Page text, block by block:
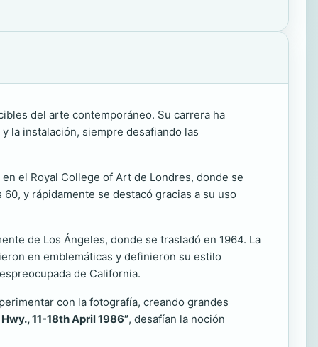
del arte contemporáneo. Su carrera ha
la instalación, siempre desafiando las
el Royal College of Art de Londres, donde se
y rápidamente se destacó gracias a su uso
de Los Ángeles, donde se trasladó en 1964. La
en emblemáticas y definieron su estilo
de California.
con la fotografía, creando grandes
11-18th April 1986”, desafían la noción